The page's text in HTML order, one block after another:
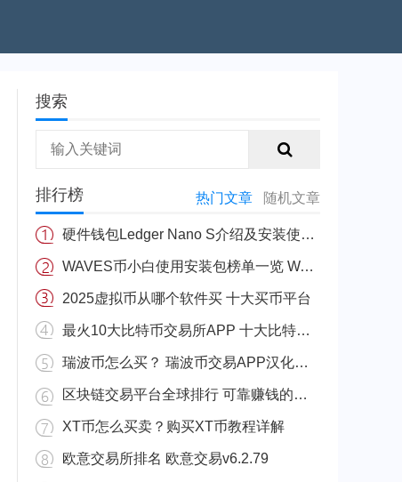
搜索
排行榜 热门文章 随机文章
硬件钱包Ledger Nano S介绍及安装使用教程
WAVES币小白使用安装包榜单一览 WAVES安币装包免费正规十大盘点
2025虚拟币从哪个软件买 十大买币平台
最火10大比特币交易所APP 十大比特币量化交易所排行
瑞波币怎么买？ 瑞波币交易APP汉化版v3.5.8
区块链交易平台全球排行 可靠赚钱的区块链app
XT币怎么买卖？购买XT币教程详解
欧意交易所排名 欧意交易v6.2.79